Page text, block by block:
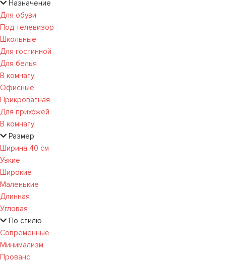
Назначение
Для обуви
Под телевизор
Школьные
Для гостинной
Для белья
В комнату
Офисные
Прикроватная
Для прихожей
В комнату
Размер
Ширина 40 см
Узкие
Широкие
Маленькие
Длинная
Угловая
По стилю
Современные
Минимализм
Прованс